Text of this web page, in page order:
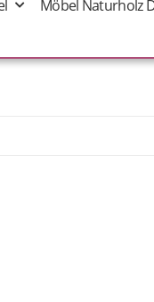
Möbel Naturholz